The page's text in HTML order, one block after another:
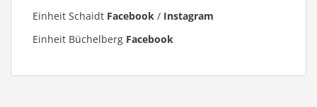
Einheit Schaidt Facebook / Instagram
Einheit Büchelberg Facebook